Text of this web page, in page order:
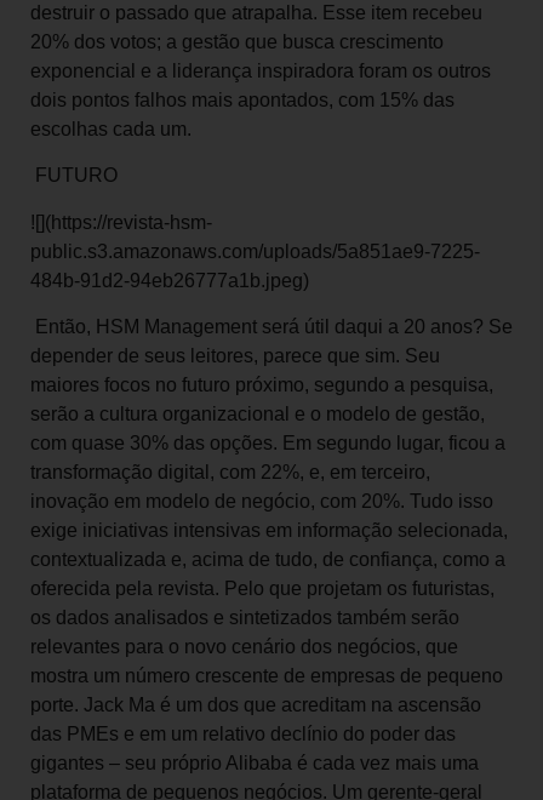
destruir o passado que atrapalha. Esse item recebeu
20% dos votos; a gestão que busca crescimento
exponencial e a liderança inspiradora foram os outros
dois pontos falhos mais apontados, com 15% das
escolhas cada um.
FUTURO
![](https://revista-hsm-
public.s3.amazonaws.com/uploads/5a851ae9-7225-
484b-91d2-94eb26777a1b.jpeg)
Então, HSM Management será útil daqui a 20 anos? Se
depender de seus leitores, parece que sim. Seu
maiores focos no futuro próximo, segundo a pesquisa,
serão a cultura organizacional e o modelo de gestão,
com quase 30% das opções. Em segundo lugar, ficou a
transformação digital, com 22%, e, em terceiro,
inovação em modelo de negócio, com 20%. Tudo isso
exige iniciativas intensivas em informação selecionada,
contextualizada e, acima de tudo, de confiança, como a
oferecida pela revista. Pelo que projetam os futuristas,
os dados analisados e sintetizados também serão
relevantes para o novo cenário dos negócios, que
mostra um número crescente de empresas de pequeno
porte. Jack Ma é um dos que acreditam na ascensão
das PMEs e em um relativo declínio do poder das
gigantes – seu próprio Alibaba é cada vez mais uma
plataforma de pequenos negócios. Um gerente-geral